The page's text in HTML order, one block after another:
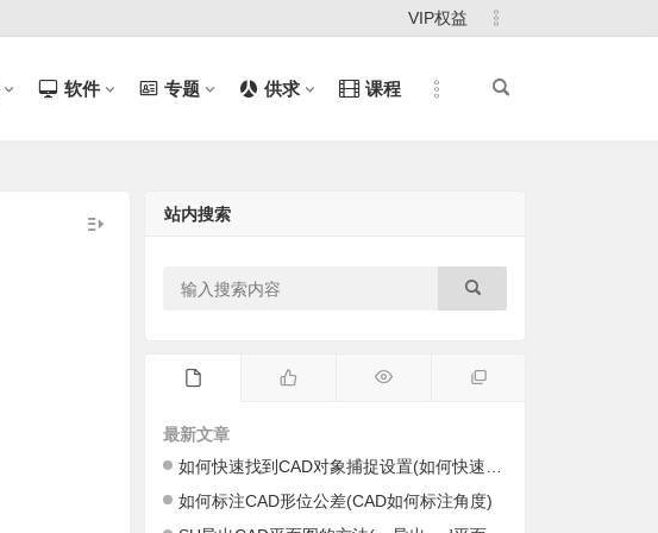
VIP权益
软件 专题 供求 课程
站内搜索
最新文章
如何快速找到CAD对象捕捉设置(如何快速找到cad里的图)
如何标注CAD形位公差(CAD如何标注角度)